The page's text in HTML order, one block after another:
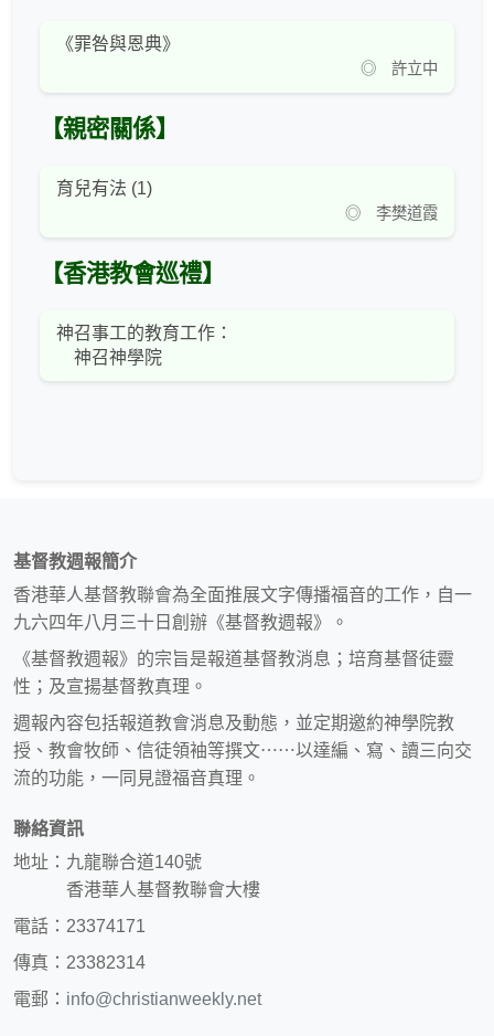
《罪咎與恩典》
◎ 許立中
【親密關係】
育兒有法 (1)
◎ 李樊道霞
【香港教會巡禮】
神召事工的教育工作：
神召神學院
基督教週報簡介
香港華人基督教聯會為全面推展文字傳播福音的工作，自一
九六四年八月三十日創辦《基督教週報》。
《基督教週報》的宗旨是報道基督教消息；培育基督徒靈
性；及宣揚基督教真理。
週報內容包括報道教會消息及動態，並定期邀約神學院教
授、教會牧師、信徒領袖等撰文⋯⋯以達編、寫、讀三向交
流的功能，一同見證福音真理。
聯絡資訊
地址：九龍聯合道140號
香港華人基督教聯會大樓
電話：23374171
傳真：23382314
電郵： info@christianweekly.net